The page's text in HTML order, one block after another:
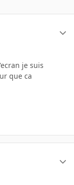
je suis
que ca